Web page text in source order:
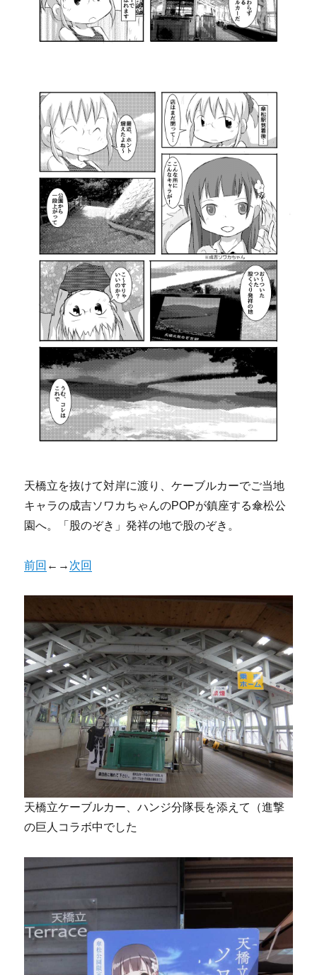
天橋立を抜けて対岸に渡り、ケーブルカーでご当地
キャラの成吉ソワカちゃんのPOPが鎮座する傘松公
園へ。「股のぞき」発祥の地で股のぞき。
前回 ←→ 次回
天橋立ケーブルカー、ハンジ分隊長を添えて（進撃
の巨人コラボ中でした